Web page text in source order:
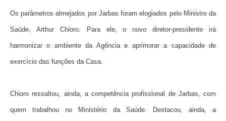
Os parâmetros almejados por Jarbas foram elogiados pelo Ministro da
Saúde, Arthur Chioro. Para ele, o novo diretor-presidente irá
harmonizar o ambiente da Agência e aprimorar a capacidade de
exercício das funções da Casa.
Chioro ressaltou, ainda, a competência profissional de Jarbas, com
quem trabalhou no Ministério da Saúde. Destacou, ainda, a